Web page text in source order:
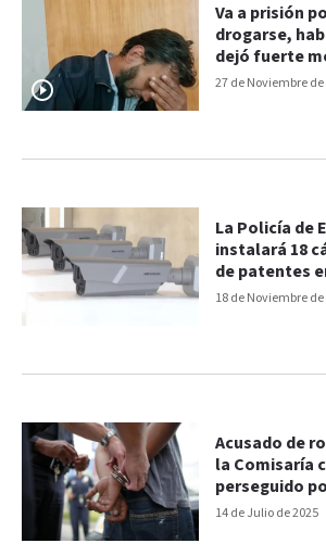
27 de Noviembre de
Va a prisión
drogarse,
dejó fuerte
tu familia”
18 de Noviembre de
La Policía de
instalará 18
de patentes
camineros
14 de Julio de 2025
Acusado de
la Comisaría
perseguido